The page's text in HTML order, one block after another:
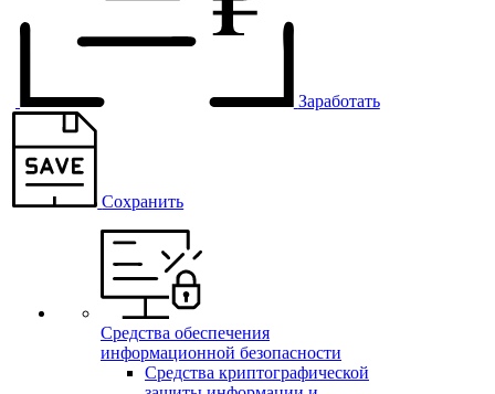
Заработать
Сохранить
Средства обеспечения
информационной безопасности
Средства криптографической